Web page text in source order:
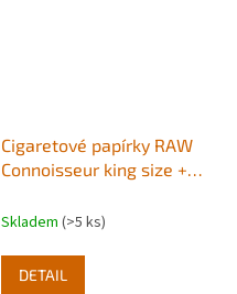
Cigaretové papírky RAW
Connoisseur king size +
Skladem (>5 ks)
DETAIL